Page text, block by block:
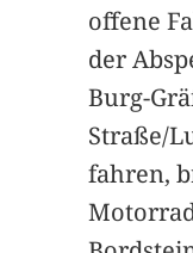
offene
der
Burg-
Straße/
fahren,